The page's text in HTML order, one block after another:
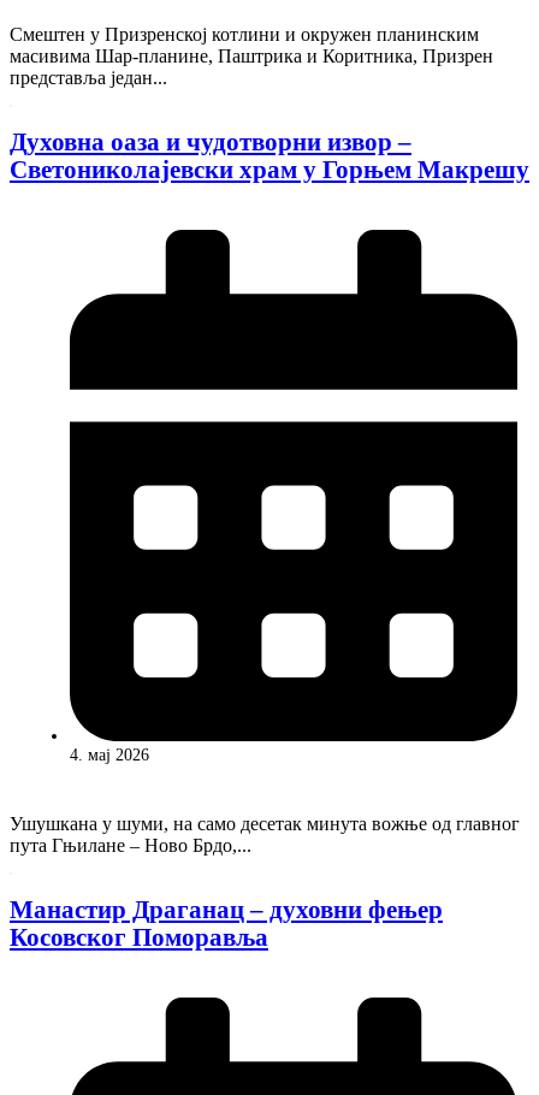
Смештен у Призренској котлини и окружен планинским
масивима Шар-планине, Паштрика и Коритника, Призрен
представља један...
Духовна оаза и чудотворни извор –
Светониколајевски храм у Горњем Макрешу
4. мај 2026
Ушушкана у шуми, на само десетак минута вожње од главног
пута Гњилане – Ново Брдо,...
Манастир Драганац – духовни фењер
Косовског Поморавља